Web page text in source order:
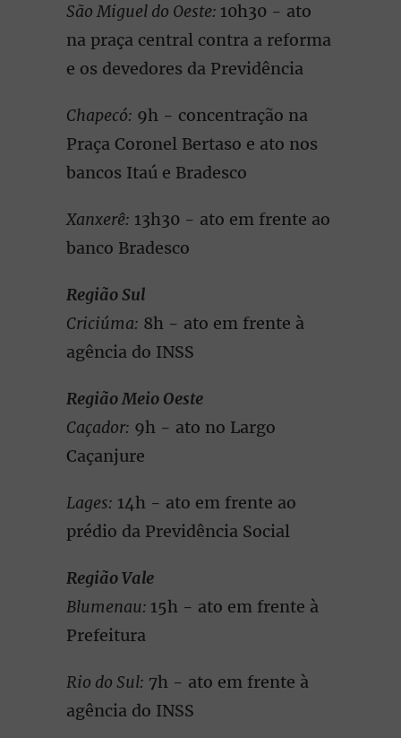
São Miguel do Oeste: 10h30 - ato
na praça central contra a reforma
e os devedores da Previdência
Chapecó: 9h - concentração na
Praça Coronel Bertaso e ato nos
bancos Itaú e Bradesco
Xanxerê: 13h30 - ato em frente ao
banco Bradesco
Região Sul
Criciúma: 8h - ato em frente à
agência do INSS
Região Meio Oeste
Caçador: 9h - ato no Largo
Caçanjure
Lages: 14h - ato em frente ao
prédio da Previdência Social
Região Vale
Blumenau: 15h - ato em frente à
Prefeitura
Rio do Sul: 7h - ato em frente à
agência do INSS